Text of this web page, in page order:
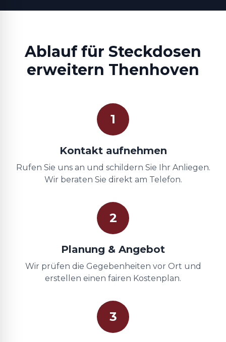
Ablauf für Steckdosen
erweitern Thenhoven
1
Kontakt aufnehmen
Rufen Sie uns an und schildern Sie Ihr Anliegen.
Wir beraten Sie direkt am Telefon.
2
Planung & Angebot
Wir prüfen die Gegebenheiten vor Ort und
erstellen einen fairen Kostenplan.
3